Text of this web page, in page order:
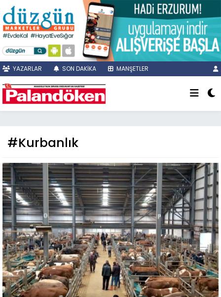
YAZARLAR SON DAKİKA MANŞETLER
#Kurbanlık